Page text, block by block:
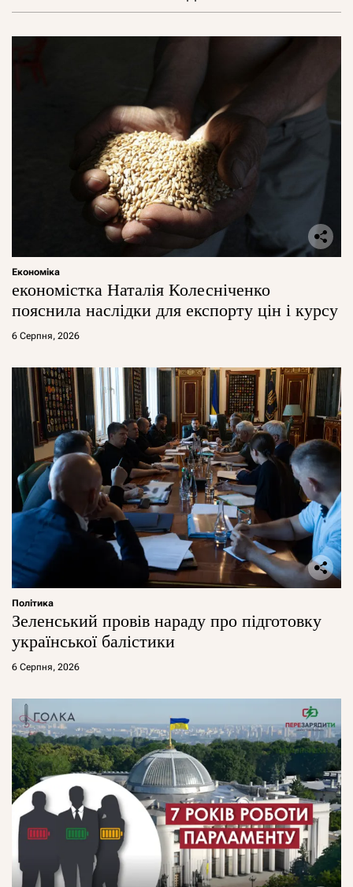
Економіка
економістка Наталія Колесніченко
пояснила наслідки для експорту цін і курсу
6 Серпня, 2026
Політика
Зеленський провів нараду про підготовку
української балістики
6 Серпня, 2026